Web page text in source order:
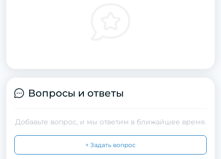
Вопросы и ответы
Добавьте вопрос, и мы ответим в ближайшее время.
+ Задать вопрос